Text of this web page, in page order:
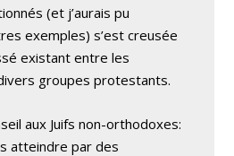
(et j’aurais pu
exemples) s’est creusée
existant entre les
groupes protestants.
aux Juifs non-orthodoxes:
atteindre par des